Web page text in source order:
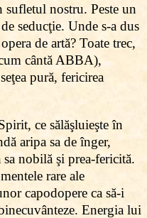
sufletul nostru. Peste un
seducţie. Unde s-a dus
de artă? Toate trec,
cântă ABBA),
pură, fericirea
ce sălăşluieşte în
aripa sa de înger,
nobilă şi prea-fericită.
rare ale
capodopere ca să-i
Energia lui